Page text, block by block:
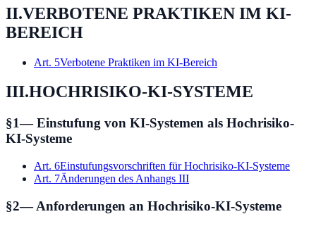
II.VERBOTENE PRAKTIKEN IM KI-
BEREICH
Art. 5Verbotene Praktiken im KI-Bereich
III.HOCHRISIKO-KI-SYSTEME
§1—Einstufung von KI-Systemen als Hochrisiko-
KI-Systeme
Art. 6Einstufungsvorschriften für Hochrisiko-KI-Systeme
Art. 7Änderungen des Anhangs III
§2—Anforderungen an Hochrisiko-KI-Systeme